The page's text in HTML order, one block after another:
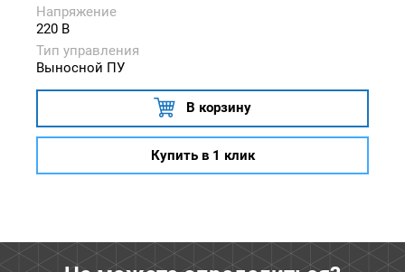
Напряжение
220 В
Тип управления
Выносной ПУ
В корзину
Купить в 1 клик